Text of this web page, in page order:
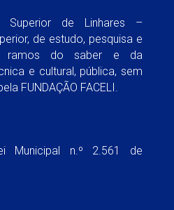
Superior de Linhares –
de estudo, pesquisa e
ramos do saber e da
e cultural, pública, sem
FUNDAÇÃO FACELI.
Municipal n.º 2.561 de